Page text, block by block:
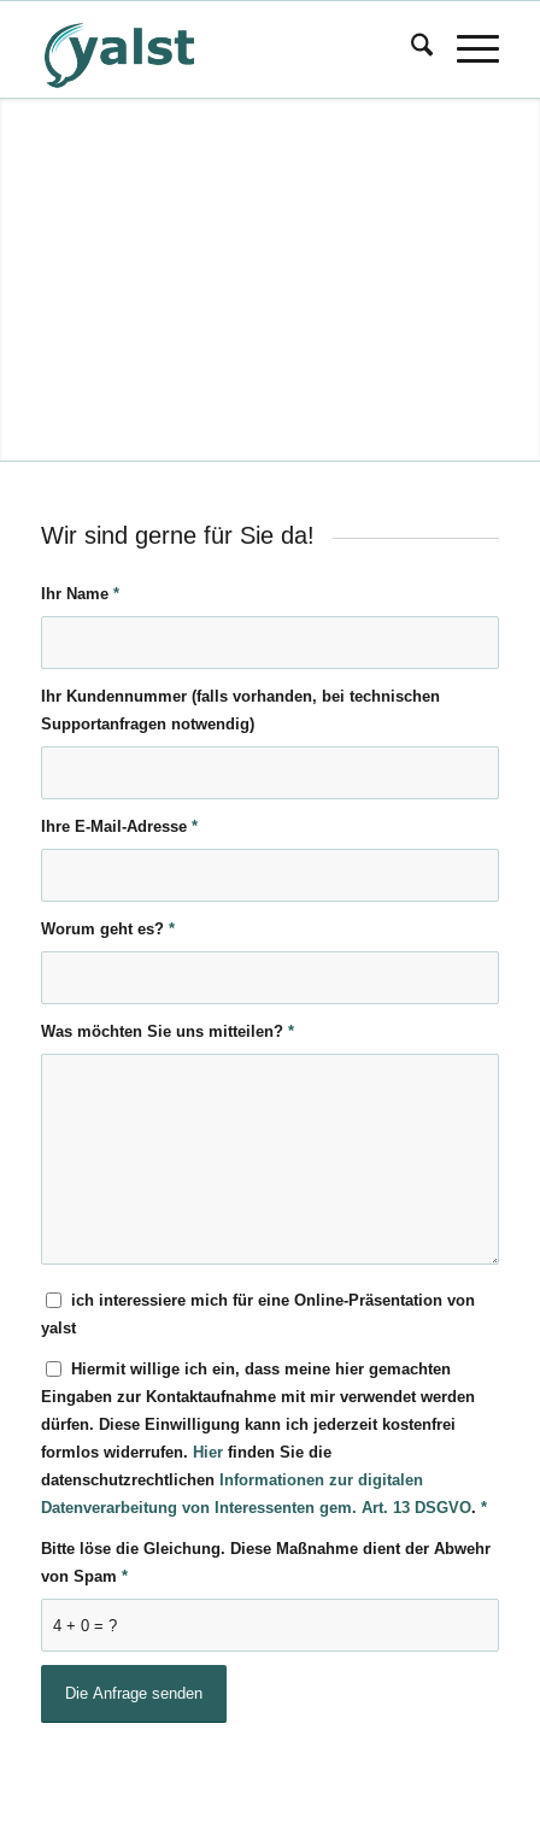
Wir sind gerne für Sie da!
Ihr Name *
Ihr Kundennummer (falls vorhanden, bei technischen
Supportanfragen notwendig)
Ihre E-Mail-Adresse *
Worum geht es? *
Was möchten Sie uns mitteilen? *
ich interessiere mich für eine Online-Präsentation von
yalst
Hiermit willige ich ein, dass meine hier gemachten
Eingaben zur Kontaktaufnahme mit mir verwendet werden
dürfen. Diese Einwilligung kann ich jederzeit kostenfrei
formlos widerrufen. Hierfinden Sie die
datenschutzrechtlichen Informationen zur digitalen
Datenverarbeitung von Interessenten gem. Art. 13 DSGVO. *
4 + 0 = ?
Bitte löse die Gleichung. Diese Maßnahme dient der Abwehr
von Spam *